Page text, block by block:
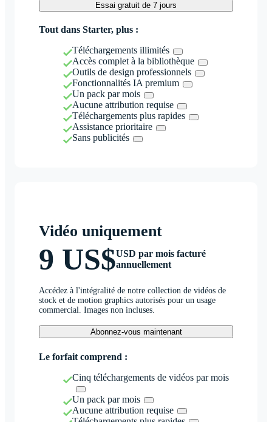
Essai gratuit de 7 jours
Tout dans Starter, plus :
Téléchargements illimités
Accès complet à la bibliothèque
Outils de design professionnels
Fonctionnalités IA premium
Un pack par mois
Aucune attribution requise
Téléchargements plus rapides
Assistance prioritaire
Sans publicités
Vidéo uniquement
9 US$USD par mois facturé
annuellement
Accédez à l'intégralité de notre collection de vidéos de
stock et de motion graphics autorisés pour un usage
commercial. Images non incluses.
Abonnez-vous maintenant
Le forfait comprend :
Cinq téléchargements de vidéos par mois
Un pack par mois
Aucune attribution requise